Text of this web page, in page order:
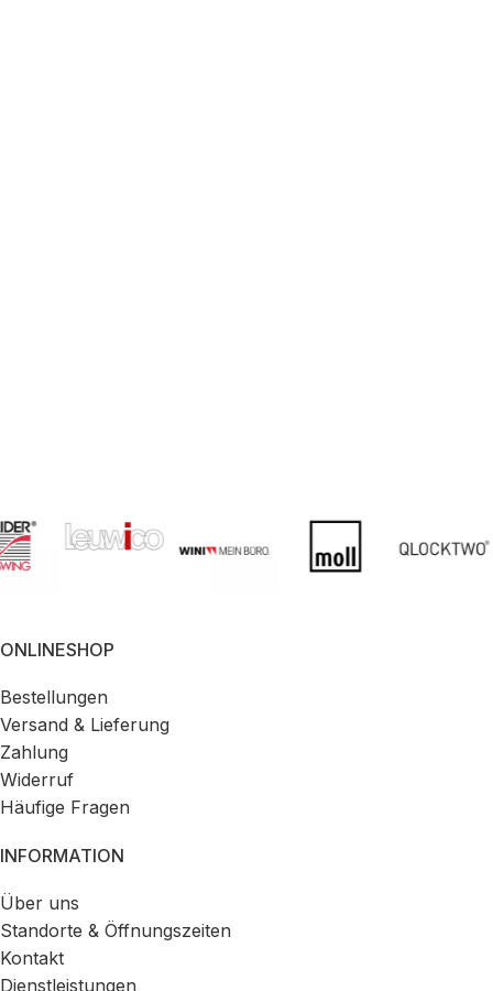
ONLINESHOP
Bestellungen
Versand & Lieferung
Zahlung
Widerruf
Häufige Fragen
INFORMATION
Über uns
Standorte & Öffnungszeiten
Kontakt
Dienstleistungen